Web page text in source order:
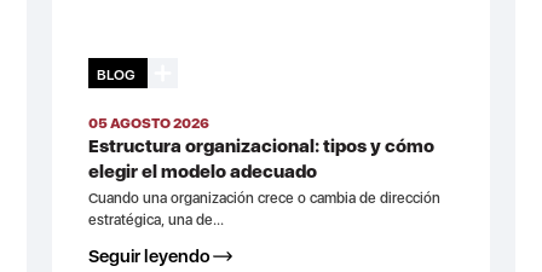
BLOG
05 AGOSTO 2026
Estructura organizacional: tipos y cómo
elegir el modelo adecuado
Cuando una organización crece o cambia de dirección
estratégica, una de...
Seguir leyendo